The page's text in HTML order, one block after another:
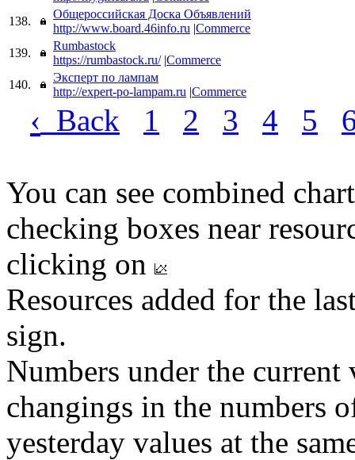
138.
Общероссийская Доска Объявлений
http://www.board.46info.ru |Commerce
139.
Rumbastock
https://rumbastock.ru/ |Commerce
140.
Эксперт по лампам
http://expert-po-lampam.ru |Commerce
‹ Back 1 2 3 4 5
You can see combined
checking boxes near
clicking on
Resources added for the
sign.
Numbers under the
changings in the numbers
yesterday values at the